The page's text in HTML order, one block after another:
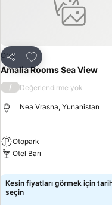
Paylaş
Favorilerime ekle
Otel
Amalia Rooms Sea View
/ Değerlendirme yok
Nea Vrasna, Yunanistan
Otopark
Otel Barı
Kesin fiyatları görmek için
seçin